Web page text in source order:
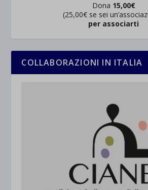
Dona 15,00€
(25,00€ se sei
per associarti
COLLABORAZIONI IN ITALIA